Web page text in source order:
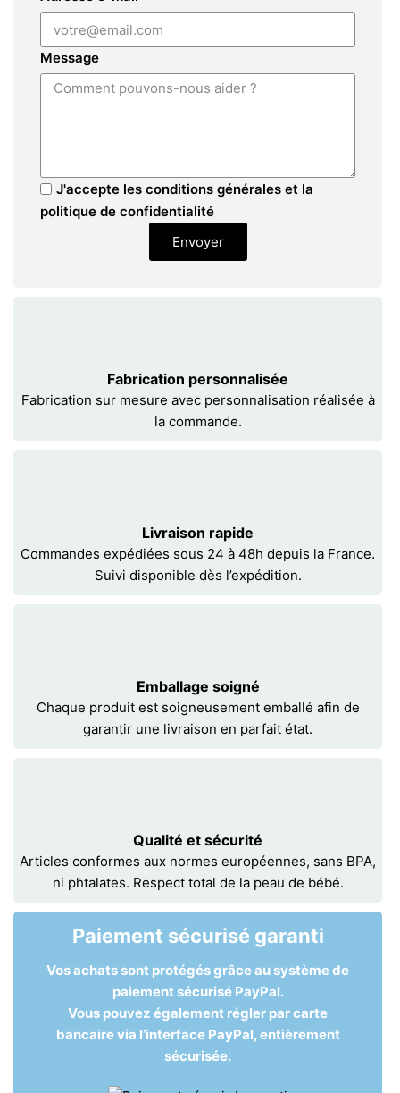
Message
J'accepte les conditions générales et la
politique de confidentialité
Envoyer
Fabrication personnalisée
Fabrication sur mesure avec personnalisation réalisée à
la commande.
Livraison rapide
Commandes expédiées sous 24 à 48h depuis la France.
Suivi disponible dès l’expédition.
Emballage soigné
Chaque produit est soigneusement emballé afin de
garantir une livraison en parfait état.
Qualité et sécurité
Articles conformes aux normes européennes, sans BPA,
ni phtalates. Respect total de la peau de bébé.
Paiement sécurisé garanti
Vos achats sont protégés grâce au système de
paiement sécurisé PayPal.
Vous pouvez également régler par carte
bancaire via l’interface PayPal, entièrement
sécurisée.